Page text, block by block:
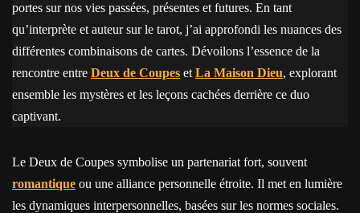
portes sur nos vies passées, présentes et futures. En tant
qu’interprète et auteur sur le tarot, j’ai approfondi les nuances des
différentes combinaisons de cartes. Dévoilons l’essence de la
rencontre entre Deux de Coupes et La Maison Dieu, explorant
ensemble les mystères et les leçons cachées derrière ce duo
captivant.
Le Deux de Coupes symbolise un partenariat fort, souvent
romantique ou une alliance personnelle étroite. Il met en lumière
les dynamiques interpersonnelles, basées sur les normes sociales.